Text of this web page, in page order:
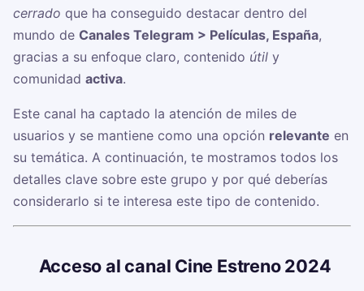
cerrado que ha conseguido destacar dentro del
mundo de Canales Telegram > Películas, España,
gracias a su enfoque claro, contenido útil y
comunidad activa.
Este canal ha captado la atención de miles de
usuarios y se mantiene como una opción relevante en
su temática. A continuación, te mostramos todos los
detalles clave sobre este grupo y por qué deberías
considerarlo si te interesa este tipo de contenido.
Acceso al canal Cine Estreno 2024